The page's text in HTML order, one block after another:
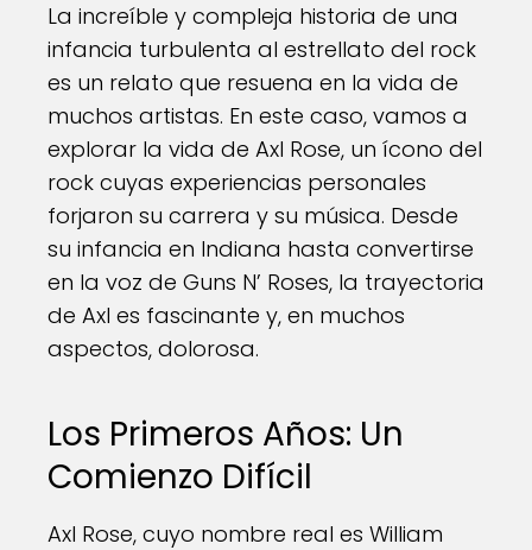
La increíble y compleja historia de una
infancia turbulenta al estrellato del rock
es un relato que resuena en la vida de
muchos artistas. En este caso, vamos a
explorar la vida de Axl Rose, un ícono del
rock cuyas experiencias personales
forjaron su carrera y su música. Desde
su infancia en Indiana hasta convertirse
en la voz de Guns N’ Roses, la trayectoria
de Axl es fascinante y, en muchos
aspectos, dolorosa.
Los Primeros Años: Un
Comienzo Difícil
Axl Rose, cuyo nombre real es William